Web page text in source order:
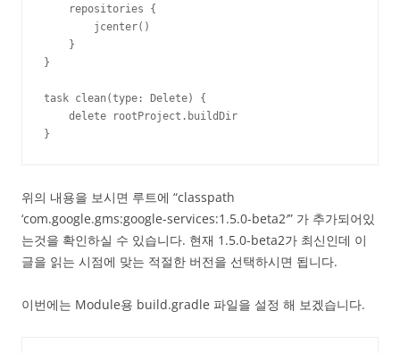
    repositories {
        jcenter()
    }
}
task clean(type: Delete) {
    delete rootProject.buildDir
}
위의 내용을 보시면 루트에 “classpath
‘com.google.gms:google-services:1.5.0-beta2′” 가 추가되어있
는것을 확인하실 수 있습니다. 현재 1.5.0-beta2가 최신인데 이
글을 읽는 시점에 맞는 적절한 버전을 선택하시면 됩니다.
이번에는 Module용 build.gradle 파일을 설정 해 보겠습니다.